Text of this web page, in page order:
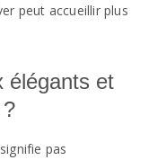
peut accueillir plus
élégants et
pas